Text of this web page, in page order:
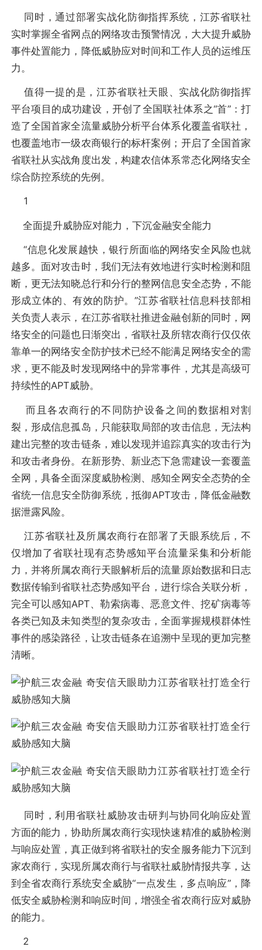
同时，通过部署实战化防御指挥系统，江苏省联社
实时掌握全省网点的网络攻击预警情况，大大提升威胁
事件处置能力，降低威胁应对时间和工作人员的运维压
力。
值得一提的是，江苏省联社天眼、实战化防御指挥
平台项目的成功建设，开创了全国联社体系之“首”：打
造了全国首家全流量威胁分析平台体系化覆盖省联社，
也覆盖地市一级农商银行的标杆案例；开启了全国首家
省联社从实战角度出发，构建农信体系常态化网络安全
综合防控系统的先例。
1
全面提升威胁应对能力，下沉金融安全能力
“信息化发展越快，银行所面临的网络安全风险也就
越多。面对攻击时，我们无法有效地进行实时检测和阻
断，更无法知晓总行和分行的整网信息安全态势，不能
形成立体的、有效的防护。”江苏省联社信息科技部相
关负责人表示，在江苏省联社推进金融创新的同时，网
络安全的问题也日渐突出，省联社及所辖农商行仅仅依
靠单一的网络安全防护技术已经不能满足网络安全的需
求，更不能及时发现网络中的异常事件，尤其是高级可
持续性的APT威胁。
而且各农商行的不同防护设备之间的数据相对割
裂，形成信息孤岛，只能获取局部的攻击信息，无法构
建出完整的攻击链条，难以发现并追踪真实的攻击行为
和攻击者身份。在新形势、新业态下急需建设一套覆盖
全网，具备全面深度威胁检测、感知全网安全态势的全
省统一信息安全防御系统，抵御APT攻击，降低金融数
据泄露风险。
江苏省联社及所属农商行在部署了天眼系统后，不
仅增加了省联社现有态势感知平台流量采集和分析能
力，并将所属农商行天眼解析后的流量原始数据和日志
数据传输到省联社态势感知平台，进行综合关联分析，
完全可以感知APT、勒索病毒、恶意文件、挖矿病毒等
各类已知及未知类型的复杂攻击，全面掌握规模群体性
事件的感染路径，让攻击链条在追溯中呈现的更加完整
清晰。
同时，利用省联社威胁攻击研判与协同化响应处置
方面的能力，协助所属农商行实现快速精准的威胁检测
与响应处置，真正做到将省联社的安全服务能力下沉到
家农商行，实现所属农商行与省联社威胁情报共享，达
到全省农商行系统安全威胁“一点发生，多点响应”，降
低安全威胁检测和响应时间，增强全省农商行应对威胁
的能力。
2